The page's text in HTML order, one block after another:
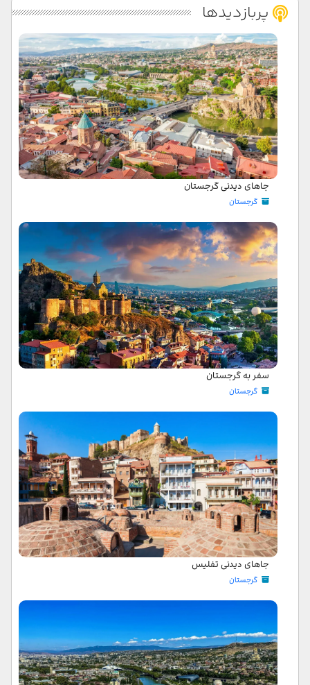
پربازدیدها
جاهای دیدنی گرجستان
گرجستان
سفر به گرجستان
گرجستان
جاهای دیدنی تفلیس
گرجستان